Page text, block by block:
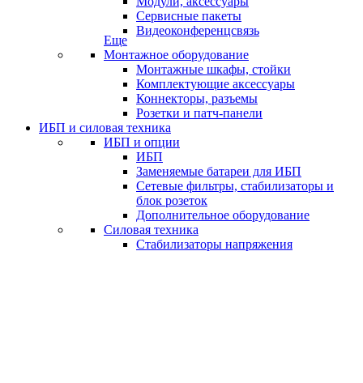
Сервисные пакеты
Видеоконференцсвязь
Еще
Монтажное оборудование
Монтажные шкафы, стойки
Комплектующие аксессуары
Коннекторы, разъемы
Розетки и патч-панели
ИБП и силовая техника
ИБП и опции
ИБП
Заменяемые батареи для ИБП
Сетевые фильтры, стабилизаторы и
блок розеток
Дополнительное оборудование
Силовая техника
Стабилизаторы напряжения